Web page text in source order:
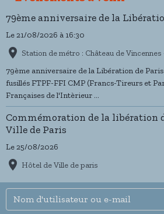
79ème anniversaire de la
Le 21/08/2026 à 16:30
Station de métro : Château de Vincennes
79ème anniversaire de la Libération de
fusillés FTPF-FFI CMP (Francs-Tireurs et
Françaises de l'Intèrieur ...
Commémoration de la libération
Ville de Paris
Le 25/08/2026
Hôtel de Ville de paris